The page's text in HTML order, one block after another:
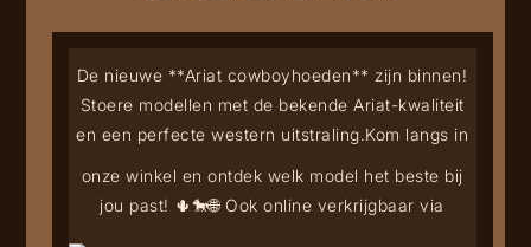
De nieuwe **Ariat cowboyhoeden** zijn binnen!
Stoere modellen met de bekende Ariat-kwaliteit
en een perfecte western uitstraling.Kom langs in
onze winkel en ontdek welk model het beste bij
jou past! 🌵🐎🌐 Ook online verkrijgbaar via